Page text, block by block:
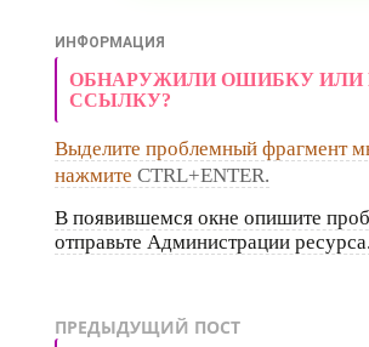
ИНФОРМАЦИЯ
ОБНАРУЖИЛИ ОШИБКУ ИЛИ
ССЫЛКУ?
Выделите проблемный фрагмент
нажмите CTRL+ENTER.
В появившемся окне опишите
отправьте Администрации ресурса.
ПРЕДЫДУЩИЙ ПОСТ